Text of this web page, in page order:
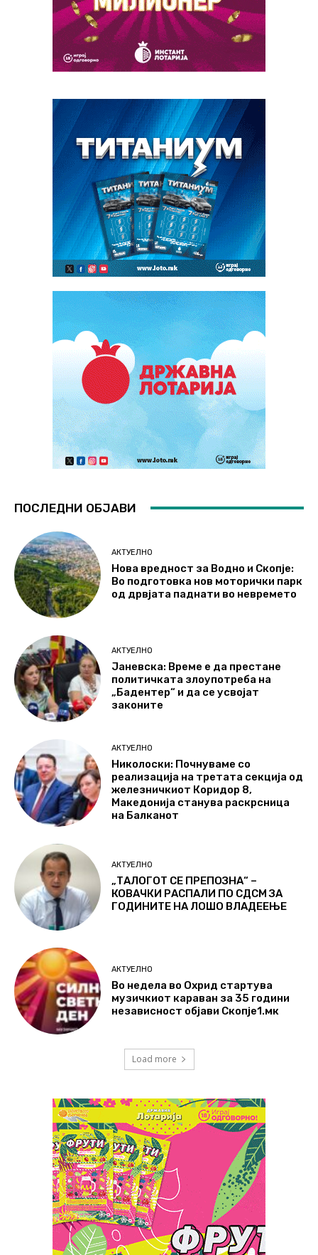
ПОСЛЕДНИ ОБЈАВИ
АКТУЕЛНО
Нова вредност за Водно и Скопје:
Во подготовка нов моторички парк
од дрвјата паднати во невремето
АКТУЕЛНО
Јаневска: Време е да престане
политичката злоупотреба на
„Бадентер“ и да се усвојат
законите
АКТУЕЛНО
Николоски: Почнуваме со
реализација на третата секција од
железничкиот Коридор 8,
Македонија станува раскрсница
на Балканот
АКТУЕЛНО
„ТАЛОГОТ СЕ ПРЕПОЗНА“ –
КОВАЧКИ РАСПАЛИ ПО СДСМ ЗА
ГОДИНИТЕ НА ЛОШО ВЛАДЕЕЊЕ
АКТУЕЛНО
Во недела во Охрид стартува
музичкиот караван за 35 години
независност објави Скопје1.мк
Load more